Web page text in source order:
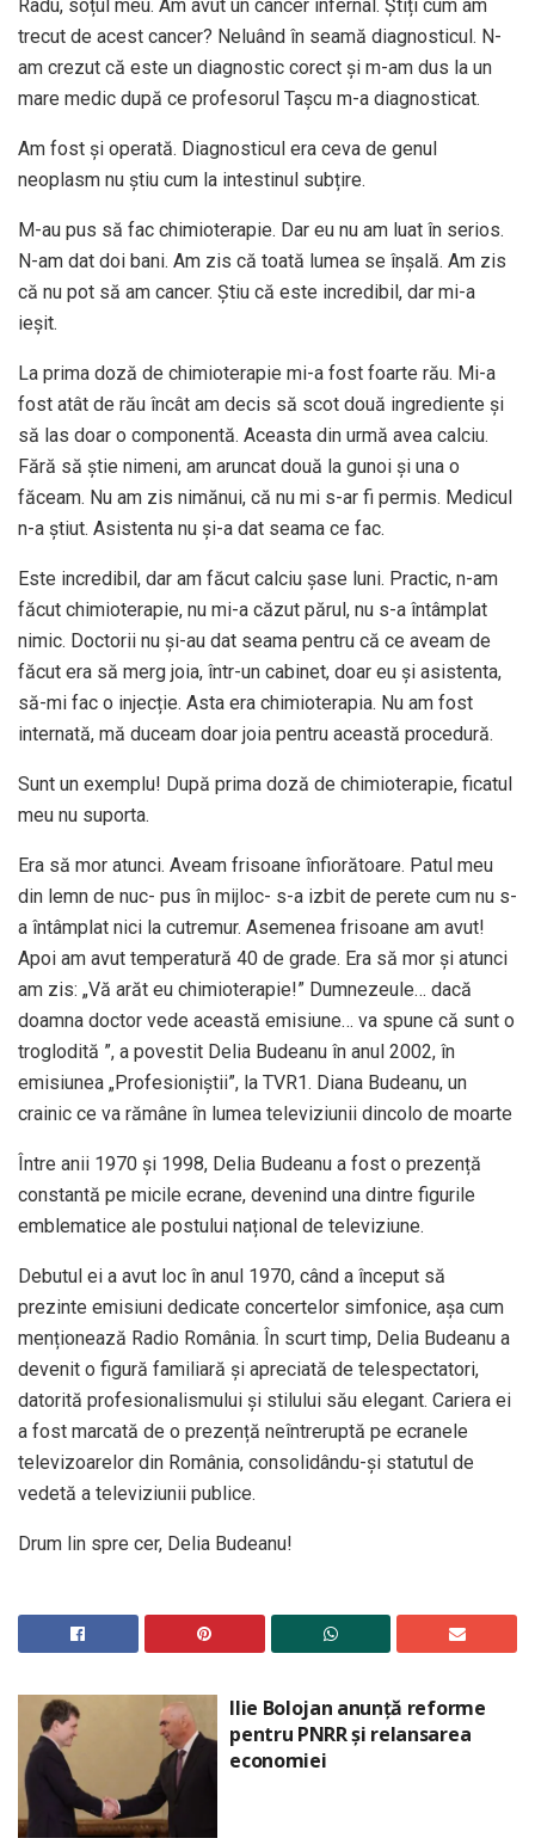
Radu, soțul meu. Am avut un cancer infernal. Știți cum am
trecut de acest cancer? Neluând în seamă diagnosticul. N-
am crezut că este un diagnostic corect și m-am dus la un
mare medic după ce profesorul Tașcu m-a diagnosticat.
Am fost și operată. Diagnosticul era ceva de genul
neoplasm nu știu cum la intestinul subțire.
M-au pus să fac chimioterapie. Dar eu nu am luat în serios.
N-am dat doi bani. Am zis că toată lumea se înșală. Am zis
că nu pot să am cancer. Știu că este incredibil, dar mi-a
ieșit.
La prima doză de chimioterapie mi-a fost foarte rău. Mi-a
fost atât de rău încât am decis să scot două ingrediente și
să las doar o componentă. Aceasta din urmă avea calciu.
Fără să știe nimeni, am aruncat două la gunoi și una o
făceam. Nu am zis nimănui, că nu mi s-ar fi permis. Medicul
n-a știut. Asistenta nu și-a dat seama ce fac.
Este incredibil, dar am făcut calciu șase luni. Practic, n-am
făcut chimioterapie, nu mi-a căzut părul, nu s-a întâmplat
nimic. Doctorii nu și-au dat seama pentru că ce aveam de
făcut era să merg joia, într-un cabinet, doar eu și asistenta,
să-mi fac o injecție. Asta era chimioterapia. Nu am fost
internată, mă duceam doar joia pentru această procedură.
Sunt un exemplu! După prima doză de chimioterapie, ficatul
meu nu suporta.
Era să mor atunci. Aveam frisoane înfiorătoare. Patul meu
din lemn de nuc- pus în mijloc- s-a izbit de perete cum nu s-
a întâmplat nici la cutremur. Asemenea frisoane am avut!
Apoi am avut temperatură 40 de grade. Era să mor și atunci
am zis: „Vă arăt eu chimioterapie!” Dumnezeule… dacă
doamna doctor vede această emisiune… va spune că sunt o
troglodită ”, a povestit Delia Budeanu în anul 2002, în
emisiunea „Profesioniștii”, la TVR1. Diana Budeanu, un
crainic ce va rămâne în lumea televiziunii dincolo de moarte
Între anii 1970 și 1998, Delia Budeanu a fost o prezență
constantă pe micile ecrane, devenind una dintre figurile
emblematice ale postului național de televiziune.
Debutul ei a avut loc în anul 1970, când a început să
prezinte emisiuni dedicate concertelor simfonice, așa cum
menționează Radio România. În scurt timp, Delia Budeanu a
devenit o figură familiară și apreciată de telespectatori,
datorită profesionalismului și stilului său elegant. Cariera ei
a fost marcată de o prezență neîntreruptă pe ecranele
televizoarelor din România, consolidându-și statutul de
vedetă a televiziunii publice.
Drum lin spre cer, Delia Budeanu!
Ilie Bolojan anunță reforme
pentru PNRR și relansarea
economiei